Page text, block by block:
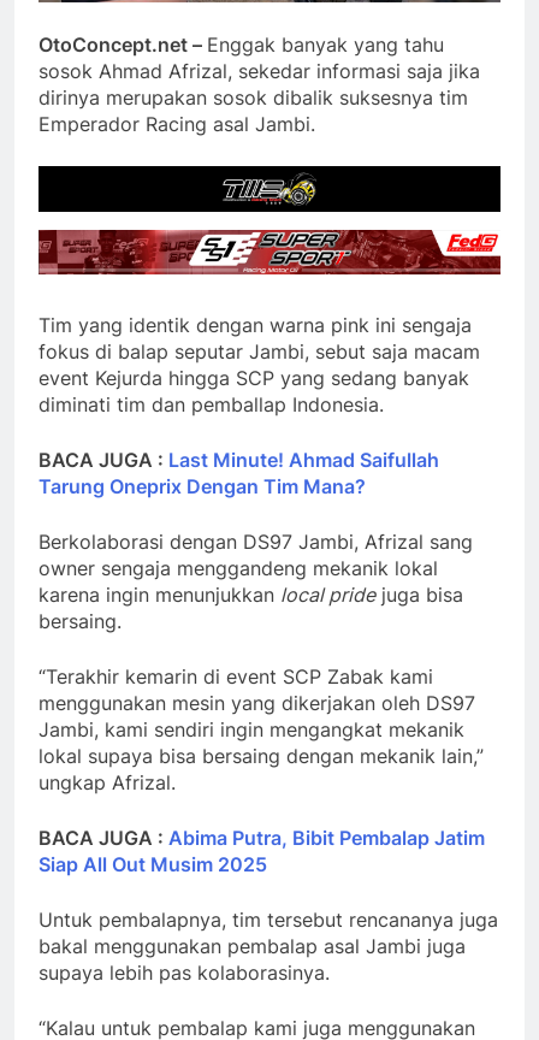
OtoConcept.net – Enggak banyak yang tahu
sosok Ahmad Afrizal, sekedar informasi saja jika
dirinya merupakan sosok dibalik suksesnya tim
Emperador Racing asal Jambi.
Tim yang identik dengan warna pink ini sengaja
fokus di balap seputar Jambi, sebut saja macam
event Kejurda hingga SCP yang sedang banyak
diminati tim dan pemballap Indonesia.
BACA JUGA : Last Minute! Ahmad Saifullah
Tarung Oneprix Dengan Tim Mana?
Berkolaborasi dengan DS97 Jambi, Afrizal sang
owner sengaja menggandeng mekanik lokal
karena ingin menunjukkan local pridejuga bisa
bersaing.
“Terakhir kemarin di event SCP Zabak kami
menggunakan mesin yang dikerjakan oleh DS97
Jambi, kami sendiri ingin mengangkat mekanik
lokal supaya bisa bersaing dengan mekanik lain,”
ungkap Afrizal.
BACA JUGA : Abima Putra, Bibit Pembalap Jatim
Siap All Out Musim 2025
Untuk pembalapnya, tim tersebut rencananya juga
bakal menggunakan pembalap asal Jambi juga
supaya lebih pas kolaborasinya.
“Kalau untuk pembalap kami juga menggunakan